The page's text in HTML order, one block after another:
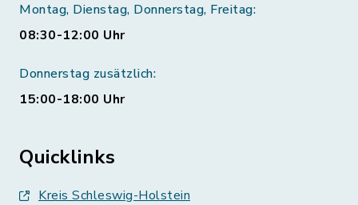
Montag, Dienstag, Donnerstag, Freitag:
08:30-12:00 Uhr
Donnerstag zusätzlich:
15:00-18:00 Uhr
Quicklinks
Kreis Schleswig-Holstein